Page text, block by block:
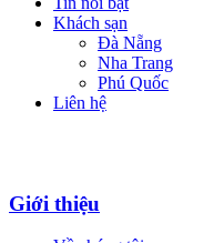
Khách sạn
Đà Nẵng
Nha Trang
Phú Quốc
Liên hệ
Giới thiệu